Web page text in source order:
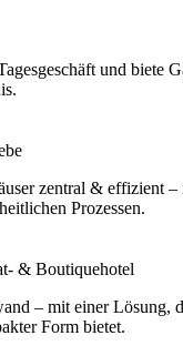
und biete
zentral & effizient
Prozessen.
& Boutiquehotel
– mit einer Lösung,
Form bietet.